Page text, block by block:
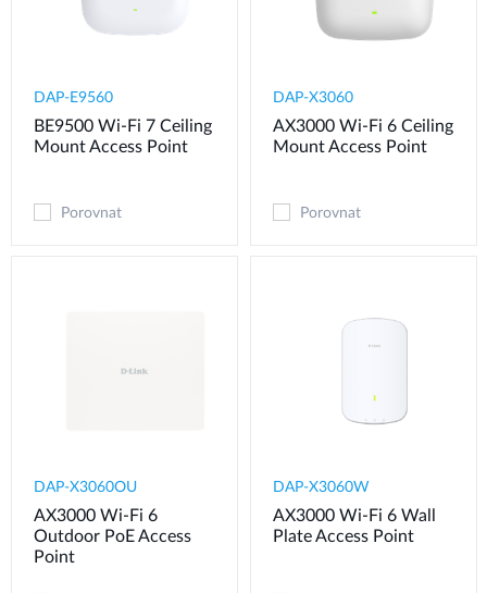
DAP-E9560
BE9500 Wi-Fi 7 Ceiling
Mount Access Point
Porovnat
DAP-X3060
AX3000 Wi-Fi 6 Ceiling
Mount Access Point
Porovnat
DAP-X3060OU
AX3000 Wi-Fi 6
Outdoor PoE Access
Point
DAP-X3060W
AX3000 Wi-Fi 6 Wall
Plate Access Point